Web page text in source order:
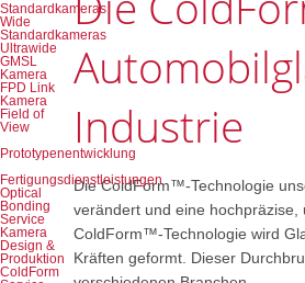
Standardkameras
Wide
Standardkameras
Ultrawide
GMSL
Kamera
FPD Link
Kamera
Field of
View
Prototypenentwicklung
Fertigungsdienstleistungen
Optical
Bonding
Service
Kamera
Design &
Produktion
ColdForm
Industrie
Die ColdForm™-Technologie
verändert und eine
ColdForm™-Technologie wird
Kräften geformt. Dieser